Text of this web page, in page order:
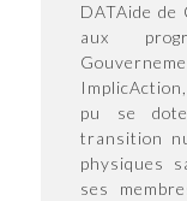
DATAide
aux
pu se
transition
physiques
ses